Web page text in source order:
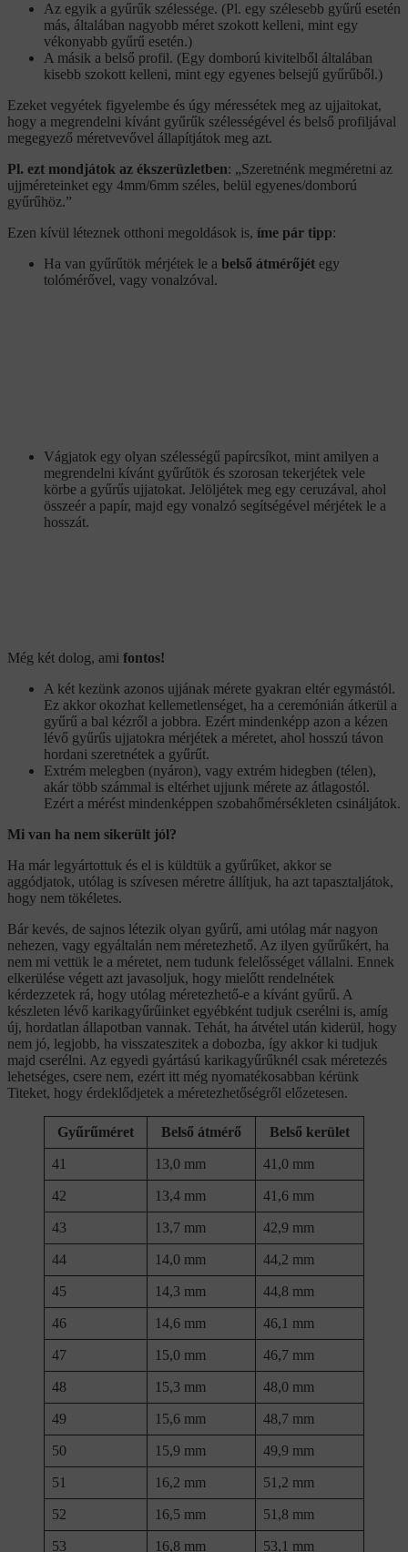
Az egyik a gyűrűk szélessége. (Pl. egy szélesebb gyűrű esetén
más, általában nagyobb méret szokott kelleni, mint egy
vékonyabb gyűrű esetén.)
A másik a belső profil. (Egy domború kivitelből általában
kisebb szokott kelleni, mint egy egyenes belsejű gyűrűből.)
Ezeket vegyétek figyelembe és úgy méressétek meg az ujjaitokat,
hogy a megrendelni kívánt gyűrűk szélességével és belső profiljával
megegyező méretvevővel állapítjátok meg azt.
Pl. ezt mondjátok az ékszerüzletben: „Szeretnénk megméretni az
ujjméreteinket egy 4mm/6mm széles, belül egyenes/domború
gyűrűhöz.”
Ezen kívül léteznek otthoni megoldások is, íme pár tipp:
Ha van gyűrűtök mérjétek le a belső átmérőjét egy
tolómérővel, vagy vonalzóval.
Vágjatok egy olyan szélességű papírcsíkot, mint amilyen a
megrendelni kívánt gyűrűtök és szorosan tekerjétek vele
körbe a gyűrűs ujjatokat. Jelöljétek meg egy ceruzával, ahol
összeér a papír, majd egy vonalzó segítségével mérjétek le a
hosszát.
Még két dolog, ami fontos!
A két kezünk azonos ujjának mérete gyakran eltér egymástól.
Ez akkor okozhat kellemetlenséget, ha a ceremónián átkerül a
gyűrű a bal kézről a jobbra. Ezért mindenképp azon a kézen
lévő gyűrűs ujjatokra mérjétek a méretet, ahol hosszú távon
hordani szeretnétek a gyűrűt.
Extrém melegben (nyáron), vagy extrém hidegben (télen),
akár több számmal is eltérhet ujjunk mérete az átlagostól.
Ezért a mérést mindenképpen szobahőmérsékleten csináljátok.
Mi van ha nem sikerült jól?
Ha már legyártottuk és el is küldtük a gyűrűket, akkor se
aggódjatok, utólag is szívesen méretre állítjuk, ha azt tapasztaljátok,
hogy nem tökéletes.
Bár kevés, de sajnos létezik olyan gyűrű, ami utólag már nagyon
nehezen, vagy egyáltalán nem méretezhető. Az ilyen gyűrűkért, ha
nem mi vettük le a méretet, nem tudunk felelősséget vállalni. Ennek
elkerülése végett azt javasoljuk, hogy mielőtt rendelnétek
kérdezzetek rá, hogy utólag méretezhető-e a kívánt gyűrű. A
készleten lévő karikagyűrűinket egyébként tudjuk cserélni is, amíg
új, hordatlan állapotban vannak. Tehát, ha átvétel után kiderül, hogy
nem jó, legjobb, ha visszateszitek a dobozba, így akkor ki tudjuk
majd cserélni. Az egyedi gyártású karikagyűrűknél csak méretezés
lehetséges, csere nem, ezért itt még nyomatékosabban kérünk
Titeket, hogy érdeklődjetek a méretezhetőségről előzetesen.
Gyűrűméret Belső átmérő Belső kerület
41 13,0 mm 41,0 mm
42 13,4 mm 41,6 mm
43 13,7 mm 42,9 mm
44 14,0 mm 44,2 mm
45 14,3 mm 44,8 mm
46 14,6 mm 46,1 mm
47 15,0 mm 46,7 mm
48 15,3 mm 48,0 mm
49 15,6 mm 48,7 mm
50 15,9 mm 49,9 mm
51 16,2 mm 51,2 mm
52 16,5 mm 51,8 mm
53 16,8 mm 53,1 mm